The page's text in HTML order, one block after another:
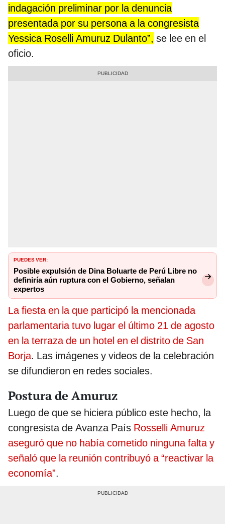
indagación preliminar por la denuncia
presentada por su persona a la congresista
Yessica Roselli Amuruz Dulanto”, se lee en el
oficio.
PUEDES VER:
Posible expulsión de Dina Boluarte de Perú Libre no
definiría aún ruptura con el Gobierno, señalan
expertos
La fiesta en la que participó la mencionada
parlamentaria tuvo lugar el último 21 de agosto
en la terraza de un hotel en el distrito de San
Borja. Las imágenes y videos de la celebración
se difundieron en redes sociales.
Postura de Amuruz
Luego de que se hiciera público este hecho, la
congresista de Avanza País Rosselli Amuruz
aseguró que no había cometido ninguna falta y
señaló que la reunión contribuyó a “reactivar la
economía”.